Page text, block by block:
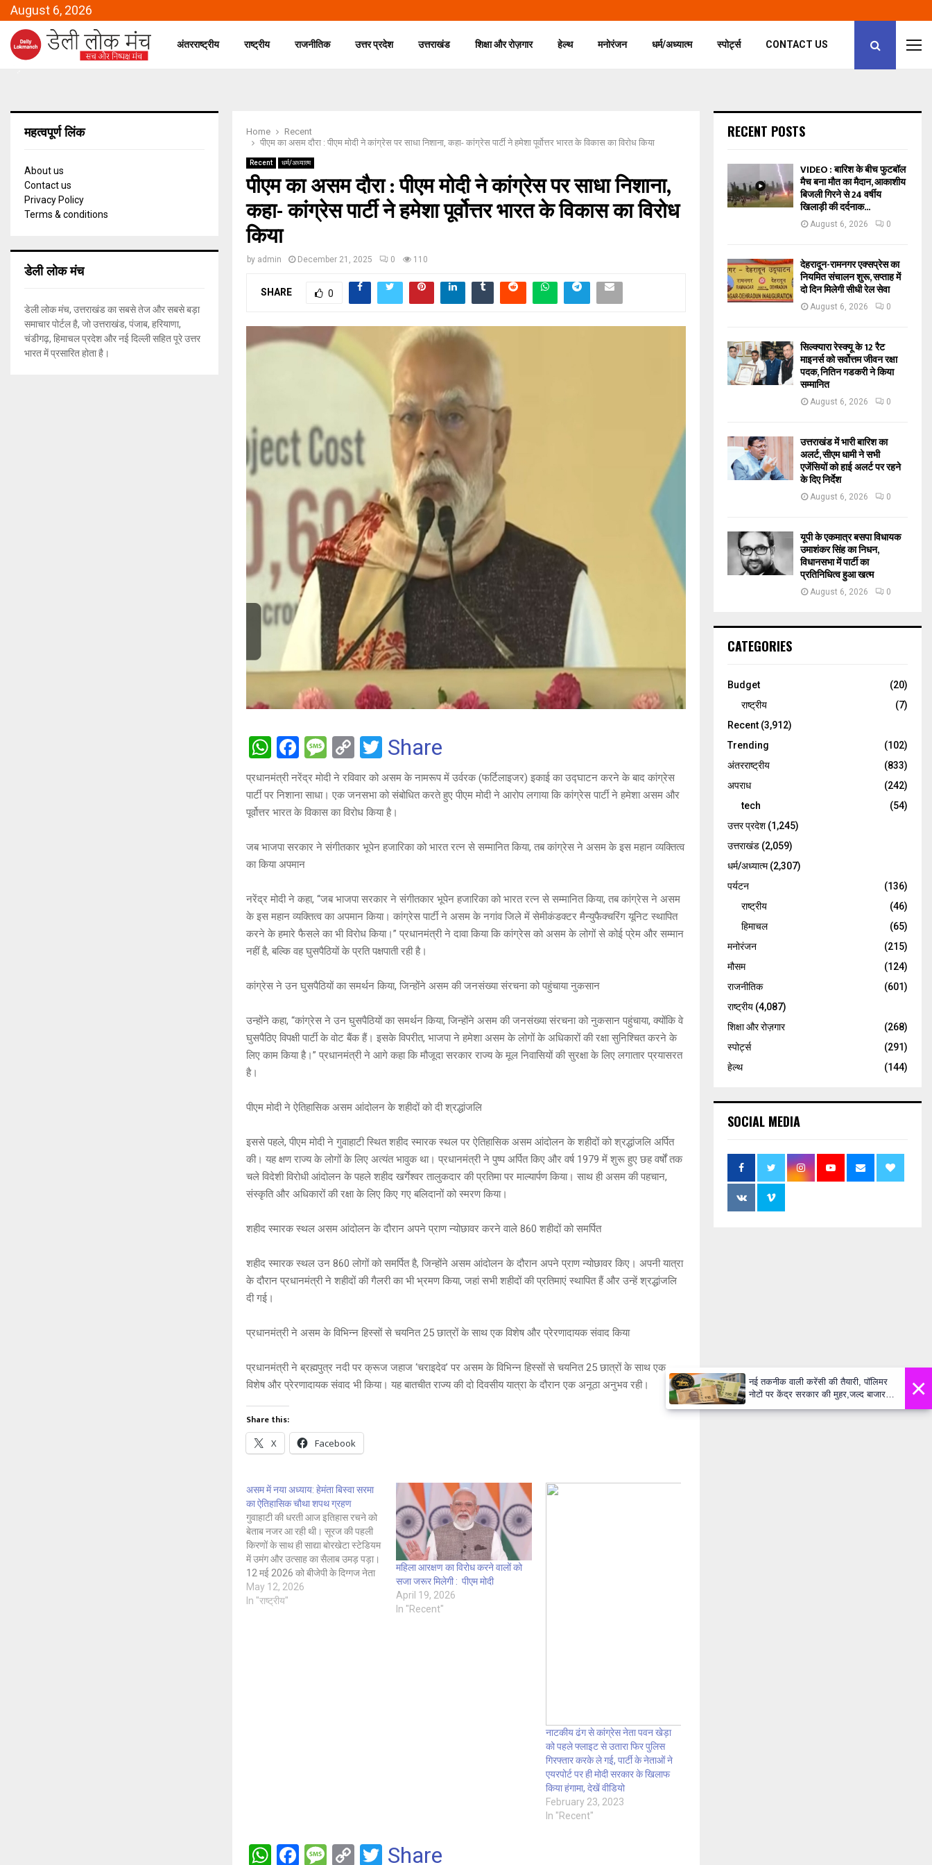
August 6, 2026
अंतरराष्ट्रीय राष्ट्रीय राजनीतिक उत्तर प्रदेश उत्तराखंड शिक्षा और रोज़गार हेल्थ मनोरंजन धर्म/अध्यात्म स्पोर्ट्स CONTACT US
Home
Recent
पीएम का असम दौरा : पीएम मोदी ने कांग्रेस पर साधा निशाना, कहा- कांग्रेस पार्टी ने हमेशा पूर्वोत्तर भारत के विकास का विरोध किया
Recent धर्म/अध्यात्म
पीएम का असम दौरा : पीएम मोदी ने कांग्रेस पर साधा निशाना,
कहा- कांग्रेस पार्टी ने हमेशा पूर्वोत्तर भारत के विकास का विरोध
किया
by admin December 21, 2025 0 110
SHARE 0
W
h
at
s
p
F
a
ce
b
o
M
es
s
a
g
e
C
o
py
Li
k
T
wi
tt
er
Share
प्रधानमंत्री नरेंद्र मोदी ने रविवार को असम के नामरूप में उर्वरक (फर्टिलाइजर) इकाई का उद्घाटन करने के बाद कांग्रेस
पार्टी पर निशाना साधा। एक जनसभा को संबोधित करते हुए पीएम मोदी ने आरोप लगाया कि कांग्रेस पार्टी ने हमेशा असम और
पूर्वोत्तर भारत के विकास का विरोध किया है।
जब भाजपा सरकार ने संगीतकार भूपेन हजारिका को भारत रत्न से सम्मानित किया, तब कांग्रेस ने असम के इस महान व्यक्तित्व
का किया अपमान
नरेंद्र मोदी ने कहा, “जब भाजपा सरकार ने संगीतकार भूपेन हजारिका को भारत रत्न से सम्मानित किया, तब कांग्रेस ने असम
के इस महान व्यक्तित्व का अपमान किया। कांग्रेस पार्टी ने असम के नगांव जिले में सेमीकंडक्टर मैन्युफैक्चरिंग यूनिट स्थापित
करने के हमारे फैसले का भी विरोध किया।” प्रधानमंत्री ने दावा किया कि कांग्रेस को असम के लोगों से कोई प्रेम और सम्मान
नहीं है, बल्कि वह घुसपैठियों के प्रति पक्षपाती रही है।
कांग्रेस ने उन घुसपैठियों का समर्थन किया, जिन्होंने असम की जनसंख्या संरचना को पहुंचाया नुकसान
उन्होंने कहा, “कांग्रेस ने उन घुसपैठियों का समर्थन किया, जिन्होंने असम की जनसंख्या संरचना को नुकसान पहुंचाया, क्योंकि वे
घुसपैठिए विपक्षी पार्टी के वोट बैंक हैं। इसके विपरीत, भाजपा ने हमेशा असम के लोगों के अधिकारों की रक्षा सुनिश्चित करने के
लिए काम किया है।” प्रधानमंत्री ने आगे कहा कि मौजूदा सरकार राज्य के मूल निवासियों की सुरक्षा के लिए लगातार प्रयासरत
है।
पीएम मोदी ने ऐतिहासिक असम आंदोलन के शहीदों को दी श्रद्धांजलि
इससे पहले, पीएम मोदी ने गुवाहाटी स्थित शहीद स्मारक स्थल पर ऐतिहासिक असम आंदोलन के शहीदों को श्रद्धांजलि अर्पित
की। यह क्षण राज्य के लोगों के लिए अत्यंत भावुक था। प्रधानमंत्री ने पुष्प अर्पित किए और वर्ष 1979 में शुरू हुए छह वर्षों तक
चले विदेशी विरोधी आंदोलन के पहले शहीद खर्गेश्वर तालुकदार की प्रतिमा पर माल्यार्पण किया। साथ ही असम की पहचान,
संस्कृति और अधिकारों की रक्षा के लिए किए गए बलिदानों को स्मरण किया।
शहीद स्मारक स्थल असम आंदोलन के दौरान अपने प्राण न्योछावर करने वाले 860 शहीदों को समर्पित
शहीद स्मारक स्थल उन 860 लोगों को समर्पित है, जिन्होंने असम आंदोलन के दौरान अपने प्राण न्योछावर किए। अपनी यात्रा
के दौरान प्रधानमंत्री ने शहीदों की गैलरी का भी भ्रमण किया, जहां सभी शहीदों की प्रतिमाएं स्थापित हैं और उन्हें श्रद्धांजलि
दी गई।
प्रधानमंत्री ने असम के विभिन्न हिस्सों से चयनित 25 छात्रों के साथ एक विशेष और प्रेरणादायक संवाद किया
प्रधानमंत्री ने ब्रह्मपुत्र नदी पर क्रूज जहाज ‘चराइदेव’ पर असम के विभिन्न हिस्सों से चयनित 25 छात्रों के साथ एक
विशेष और प्रेरणादायक संवाद भी किया। यह बातचीत राज्य की दो दिवसीय यात्रा के दौरान एक अनूठा अनुभव रही।
Share this:
X Facebook
असम में नया अध्याय: हेमंता बिस्वा सरमा
का ऐतिहासिक चौथा शपथ ग्रहण
गुवाहाटी की धरती आज इतिहास रचने को
बेताब नजर आ रही थी। सूरज की पहली
किरणों के साथ ही साद्या बोरखेटा स्टेडियम
में उमंग और उत्साह का सैलाब उमड़ पड़ा।
12 मई 2026 को बीजेपी के दिग्गज नेता
हेमंता बिस्वा सरमा ने चौथी बार असम के
मुख्यमंत्री पद की शपथ…
May 12, 2026
In "राष्ट्रीय"
महिला आरक्षण का विरोध करने वालों को
सजा जरूर मिलेगी : पीएम मोदी
April 19, 2026
In "Recent"
नाटकीय ढंग से कांग्रेस नेता पवन खेड़ा
को पहले फ्लाइट से उतारा फिर पुलिस
गिरफ्तार करके ले गई, पार्टी के नेताओं ने
एयरपोर्ट पर ही मोदी सरकार के खिलाफ
किया हंगामा, देखें वीडियो
February 23, 2023
In "Recent"
W F
M C
T
Share
महत्वपूर्ण लिंक
About us
Contact us
Privacy Policy
Terms & conditions
डेली लोक मंच
डेली लोक मंच, उत्तराखंड का सबसे तेज और सबसे बड़ा
समाचार पोर्टल है, जो उत्तराखंड, पंजाब, हरियाणा,
चंडीगढ़, हिमाचल प्रदेश और नई दिल्ली सहित पूरे उत्तर
भारत में प्रसारित होता है।
RECENT POSTS
VIDEO : बारिश के बीच फुटबॉल
मैच बना मौत का मैदान, आकाशीय
बिजली गिरने से 24 वर्षीय
खिलाड़ी की दर्दनाक...
August 6, 2026 0
देहरादून-रामनगर एक्सप्रेस का
नियमित संचालन शुरू, सप्ताह में
दो दिन मिलेगी सीधी रेल सेवा
August 6, 2026 0
सिल्क्यारा रेस्क्यू के 12 रैट
माइनर्स को सर्वोत्तम जीवन रक्षा
पदक, नितिन गडकरी ने किया
सम्मानित
August 6, 2026 0
उत्तराखंड में भारी बारिश का
अलर्ट, सीएम धामी ने सभी
एजेंसियों को हाई अलर्ट पर रहने
के दिए निर्देश
August 6, 2026 0
यूपी के एकमात्र बसपा विधायक
उमाशंकर सिंह का निधन,
विधानसभा में पार्टी का
प्रतिनिधित्व हुआ खत्म
August 6, 2026 0
CATEGORIES
Budget
(20)
राष्ट्रीय
(7)
Recent (3,912)
Trending
(102)
अंतरराष्ट्रीय
(833)
अपराध
(242)
tech
(54)
उत्तर प्रदेश(1,245)
उत्तराखंड (2,059)
धर्म/अध्यात्म(2,307)
पर्यटन
(136)
राष्ट्रीय
(46)
हिमाचल
(65)
मनोरंजन
(215)
मौसम
(124)
राजनीतिक
(601)
राष्ट्रीय (4,087)
शिक्षा और रोज़गार
(268)
स्पोर्ट्स
(291)
हेल्थ
(144)
SOCIAL MEDIA
×
नई तकनीक वाली करेंसी की तैयारी, पॉलिमर
नोटों पर केंद्र सरकार की मुहर,जल्द बाजार में
दिखेंगे प्लास्टिक के ₹10 और ₹20 के नोट -